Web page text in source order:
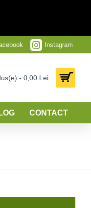
Instagram
- 0,00 Lei
CONTACT